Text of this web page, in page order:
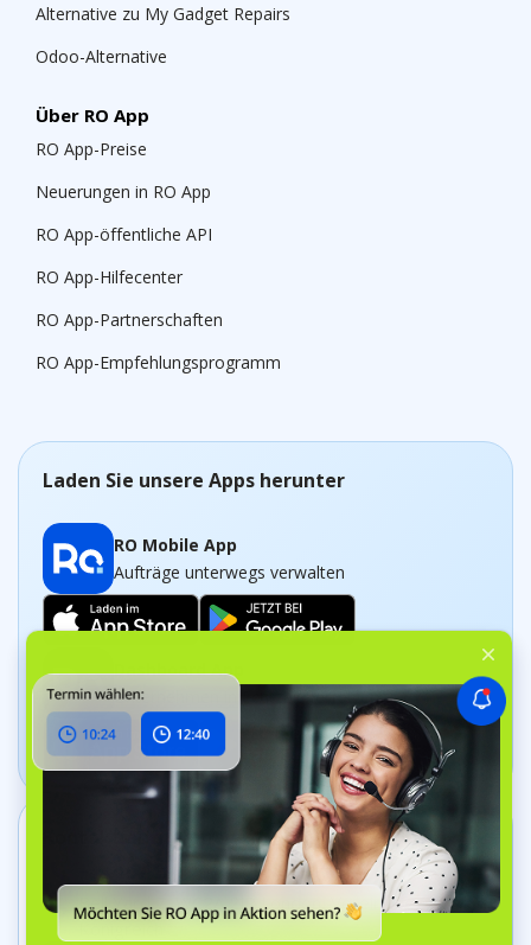
Alternative zu My Gadget Repairs
Odoo-Alternative
Über RO App
RO App-Preise
Neuerungen in RO App
RO App-öffentliche API
RO App-Hilfecenter
RO App-Partnerschaften
RO App-Empfehlungsprogramm
Laden Sie unsere Apps herunter
RO Mobile App
Aufträge unterwegs verwalten
Dashboard App
Unternehmen in Echtzeit verfolgen
Kontakt aufnehmen
+44 20 8089 9036
Bell Yard 7, WC2A 2JR London, Vereinigtes